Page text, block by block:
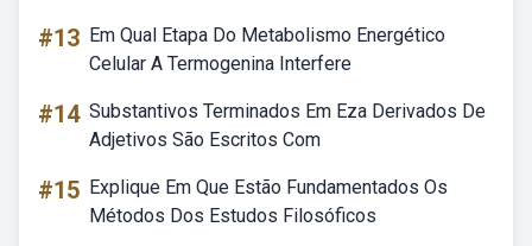
#13 Em Qual Etapa Do Metabolismo Energético
Celular A Termogenina Interfere
#14 Substantivos Terminados Em Eza Derivados De
Adjetivos São Escritos Com
#15 Explique Em Que Estão Fundamentados Os
Métodos Dos Estudos Filosóficos